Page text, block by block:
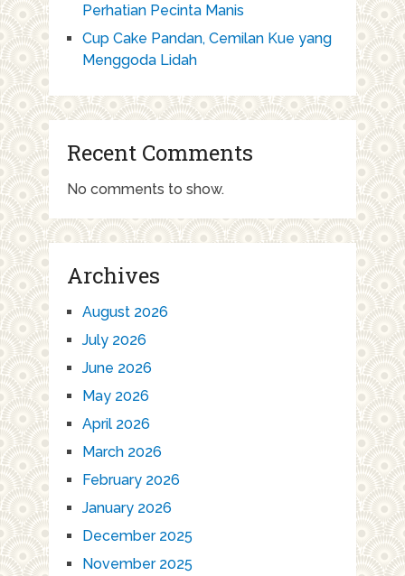
Perhatian Pecinta Manis
Cup Cake Pandan, Cemilan Kue yang
Menggoda Lidah
Recent Comments
No comments to show.
Archives
August 2026
July 2026
June 2026
May 2026
April 2026
March 2026
February 2026
January 2026
December 2025
November 2025